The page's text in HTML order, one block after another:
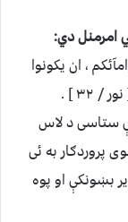
، ان یکونوا
۳۲ ] .
ستاسی د لاس
پروردګار به ئی
بښونکې او پوه